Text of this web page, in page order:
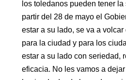
los toledanos pueden tener
partir del 28 de mayo el
estar a su lado, se va a volcar
para la ciudad y para los
estar a su lado con seriedad,
eficacia. No les vamos a